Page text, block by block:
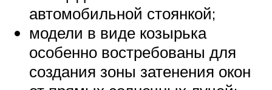
автомобильной стоянкой;
модели в виде козырька
особенно востребованы для
создания зоны затенения окон